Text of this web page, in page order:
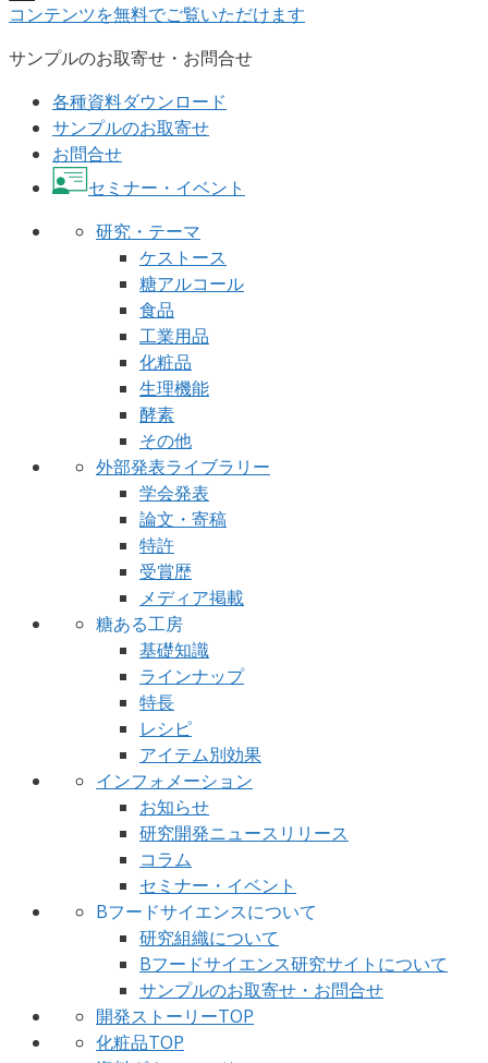
コンテンツを無料でご覧いただけます
サンプルのお取寄せ・お問合せ
各種資料ダウンロード
サンプルのお取寄せ
お問合せ
セミナー・イベント
研究・テーマ
ケストース
糖アルコール
食品
工業用品
化粧品
生理機能
酵素
その他
外部発表ライブラリー
学会発表
論文・寄稿
特許
受賞歴
メディア掲載
糖ある工房
基礎知識
ラインナップ
特長
レシピ
アイテム別効果
インフォメーション
お知らせ
研究開発ニュースリリース
コラム
セミナー・イベント
Bフードサイエンスについて
研究組織について
Bフードサイエンス研究サイトについて
サンプルのお取寄せ・お問合せ
開発ストーリーTOP
化粧品TOP